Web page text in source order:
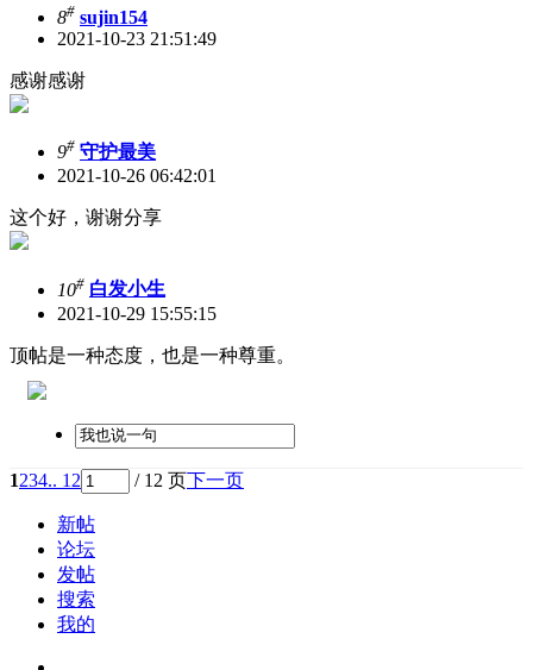
8# sujin154
2021-10-23 21:51:49
感谢感谢
9# 守护最美
2021-10-26 06:42:01
这个好，谢谢分享
10# 白发小生
2021-10-29 15:55:15
顶帖是一种态度，也是一种尊重。
1234.. 12 / 12 页下一页
新帖
论坛
发帖
搜索
我的